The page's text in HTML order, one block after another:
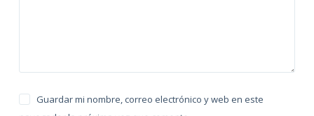
Guardar mi nombre, correo electrónico y web en este